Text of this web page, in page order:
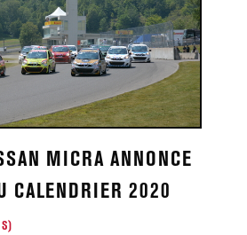
MICRA ANNONCE
CALENDRIER 2020